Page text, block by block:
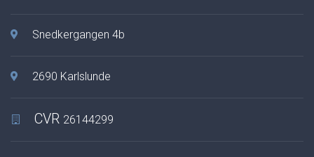
Snedkergangen 4b
2690 Karlslunde
CVR 26144299